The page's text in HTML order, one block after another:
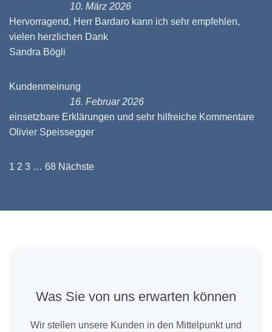
10. März 2026
Hervorragend, Herr Bardaro kann ich sehr empfehlen,
vielen herzlichen Dank
Sandra Bögli
Kundenmeinung
16. Februar 2026
einsetzbare Erklärungen und sehr hilfreiche Kommentare
Olivier Speissegger
Navigation
Seite
1 Seite
2 Seite
3 … Seite
68 Nächste
Was Sie von uns erwarten können
Wir stellen unsere Kunden in den Mittelpunkt und